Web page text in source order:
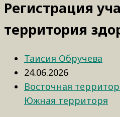
Регистрация
территория
Таисия Обручева
24.06.2026
Восточная
Южная территоря